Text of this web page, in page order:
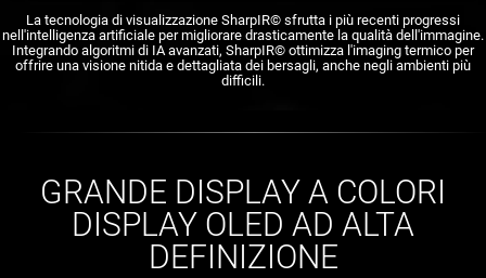
La tecnologia di visualizzazione SharpIR© sfrutta i più recenti progressi
nell'intelligenza artificiale per migliorare drasticamente la qualità dell'immagine.
Integrando algoritmi di IA avanzati, SharpIR© ottimizza l'imaging termico per
offrire una visione nitida e dettagliata dei bersagli, anche negli ambienti più
difficili.
GRANDE DISPLAY A COLORI
DISPLAY OLED AD ALTA
DEFINIZIONE